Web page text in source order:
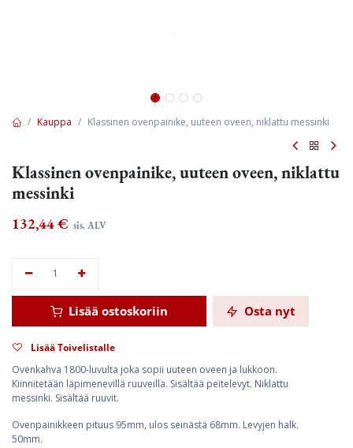
Kauppa Klassinen ovenpainike, uuteen oveen, niklattu messinki
Klassinen ovenpainike, uuteen oveen, niklattu
messinki
132,44€ sis. ALV
Lisää ostoskoriin Osta nyt
Lisää Toivelistalle
Ovenkahva 1800-luvulta joka sopii uuteen oveen ja lukkoon.
Kiinnitetään läpimenevillä ruuveilla. Sisältää peitelevyt. Niklattu
messinki. Sisältää ruuvit.
Ovenpainikkeen pituus 95mm, ulos seinästä 68mm. Levyjen halk.
50mm.